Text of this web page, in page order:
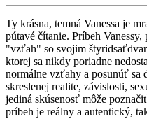
Ty krásna, temná Vanessa je
pútavé čítanie. Príbeh
"vzťah" so svojim
ktorej sa nikdy poriadne
normálne vzťahy a posunúť sa
skreslenej realite, závislosti,
jediná skúsenosť môže
príbeh je reálny a autentický,